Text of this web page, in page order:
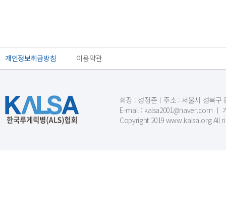
개인정보취급방침 이용약관
회장 : 성정준ㅣ주소 : 서울시 성북구
E-mail : kalsa2001@naver.com ㅣ
Copyright 2019 www.kalsa.org All